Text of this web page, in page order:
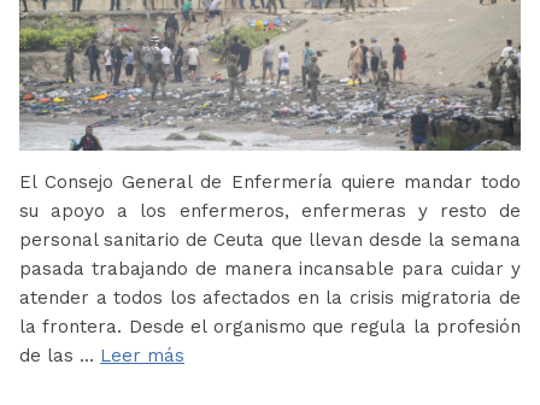
El Consejo General de Enfermería quiere mandar todo
su apoyo a los enfermeros, enfermeras y resto de
personal sanitario de Ceuta que llevan desde la semana
pasada trabajando de manera incansable para cuidar y
atender a todos los afectados en la crisis migratoria de
la frontera. Desde el organismo que regula la profesión
de las … Leer más